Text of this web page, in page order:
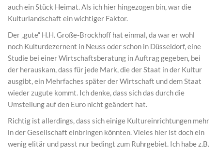
auch ein Stück Heimat. Als ich hier hingezogen bin, war die
Kulturlandschaft ein wichtiger Faktor.
Der „gute“ H.H. Große-Brockhoff hat einmal, da war er wohl
noch Kulturdezernent in Neuss oder schon in Düsseldorf, eine
Studie bei einer Wirtschaftsberatung in Auftrag gegeben, bei
der herauskam, dass für jede Mark, die der Staat in der Kultur
ausgibt, ein Mehrfaches später der Wirtschaft und dem Staat
wieder zugute kommt. Ich denke, dass sich das durch die
Umstellung auf den Euro nicht geändert hat.
Richtig ist allerdings, dass sich einige Kultureinrichtungen mehr
in der Gesellschaft einbringen könnten. Vieles hier ist doch ein
wenig elitär und passt nur bedingt zum Ruhrgebiet. Ich habe z.B.